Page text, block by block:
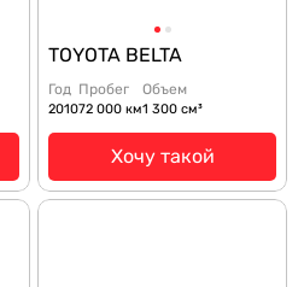
TOYOTA BELTA
Год
2010
Пробег
72 000 км
Объем
1 300 см³
Хочу такой